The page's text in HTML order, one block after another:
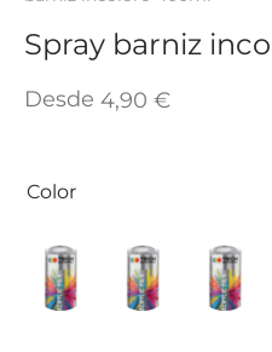
Spray barniz
Desde 4,90 €
Color
ADHESIVOS Y COLAS
Y SUELOS
TINTES Y MANUALIDADES